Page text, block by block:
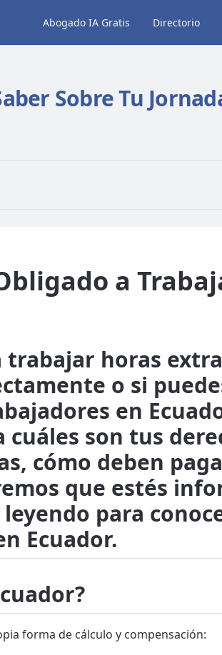
Abogado IA Gratis Directorio
Sobre Tu
a
horas
o si
en
son tus
cómo deben
que estés
para
Ecuador.
forma de cálculo y compensación: